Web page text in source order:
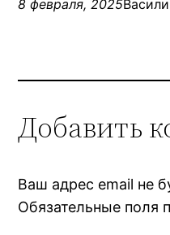
8 февраля, 2025
Добавить
Ваш адрес email не
Обязательные поля